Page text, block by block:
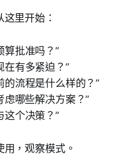
里开始：
算批准吗？”
在有多紧迫？”
的流程是什么样的？”
虑哪些解决方案？”
这个决策？”
，观察模式。